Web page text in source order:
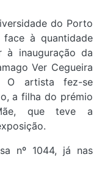
do Porto
face à quantidade
à inauguração da
Ver Cegueira
O artista fez-se
a filha do prémio
que teve a
nº 1044, já nas